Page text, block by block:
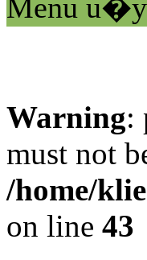
Menu
Warning:
must not
/home/
on line 43